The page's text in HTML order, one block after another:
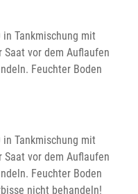
Tankmischung mit
vor dem Auflaufen
Feuchter Boden
Tankmischung mit
vor dem Auflaufen
Feuchter Boden
nicht behandeln!